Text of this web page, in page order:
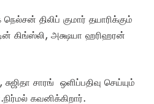
திலிப் குமார் தயாரிக்கும்
கிங்ஸ்லி, அக்ஷயா ஹரிஹரன்
சாரங் ஒளிப்பதிவு செய்யும்
கவனிக்கிறார்.